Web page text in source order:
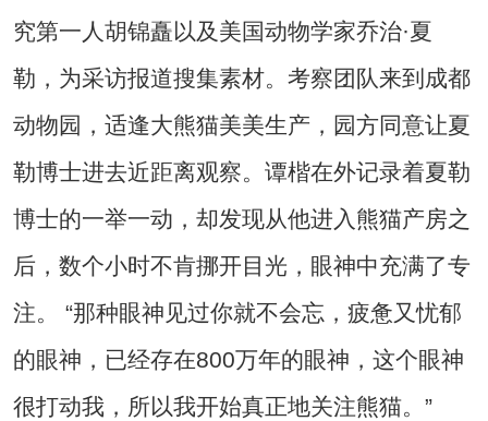
究第一人胡锦矗以及美国动物学家乔治·夏
勒，为采访报道搜集素材。考察团队来到成都
动物园，适逢大熊猫美美生产，园方同意让夏
勒博士进去近距离观察。谭楷在外记录着夏勒
博士的一举一动，却发现从他进入熊猫产房之
后，数个小时不肯挪开目光，眼神中充满了专
注。 “那种眼神见过你就不会忘，疲惫又忧郁
的眼神，已经存在800万年的眼神，这个眼神
很打动我，所以我开始真正地关注熊猫。”